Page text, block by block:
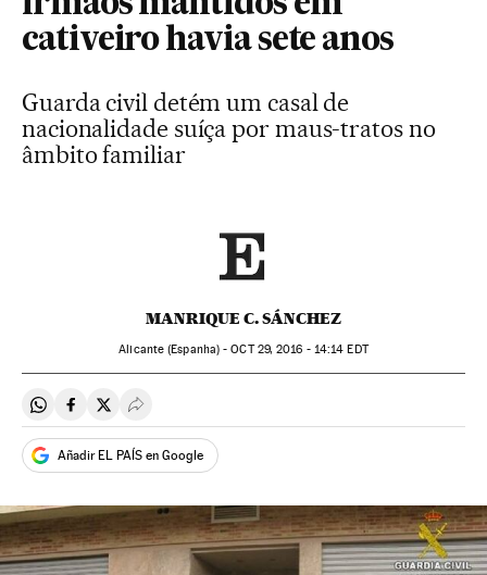
cativeiro havia sete anos
Guarda civil detém um casal de
nacionalidade suíça por maus-tratos no
âmbito familiar
MANRIQUE C. SÁNCHEZ
Alicante (Espanha) -OCT29, 2016 - 14:14 EDT
Compartir en Whatsapp
Compartir en Facebook
Compartir en Twitter
Desplegar Redes Sociales
Añadir EL PAÍS en Google